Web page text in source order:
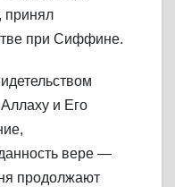
принял
при Сиффине.
и Его
вере —
продолжают